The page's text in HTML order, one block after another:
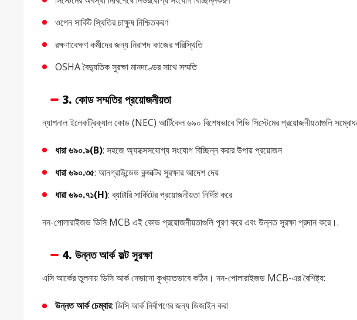
ওপেন সার্কিট স্থিতির চাক্ষুষ নিশ্চিতকরণ
রক্ষণাবেক্ষণ কর্মীদের জন্য নিরাপদ কাজের পরিস্থিতি
OSHA বৈদ্যুতিক সুরক্ষা মানদণ্ডের সাথে সম্মতি
3. কোড সম্মতির প্রয়োজনীয়তা
ন্যাশনাল ইলেকট্রিক্যাল কোড (NEC) আর্টিকেল ৬৯০ বিশেষভাবে পিভি সিস্টেমের প্রয়োজনীয়তাগুলি
ধারা ৬৯০.৯(B): সহজে অ্যাক্সেসযোগ্য সংযোগ বিচ্ছিন্ন করার উপায় প্রয়োজন
ধারা ৬৯০.৩৫: আনগ্রাউন্ডেড কন্ডাক্টর সুরক্ষার আদেশ দেয়
ধারা ৬৯০.৭১(H): ব্যাটারি সার্কিটের প্রয়োজনীয়তা নির্দিষ্ট করে
নন-পোলারাইজড ডিসি MCB এই কোড প্রয়োজনীয়তাগুলি পূরণ করে এবং উন্নত সুরক্ষা প্রদান করে।.
4. উন্নত আর্ক ফল্ট সুরক্ষা
এসি আর্কের তুলনায় ডিসি আর্ক নেভানো কুখ্যাতভাবে কঠিন। নন-পোলারাইজড MCB-এর বৈশিষ্ট্য:
উন্নত আর্ক চেম্বার: ডিসি আর্ক নির্বাপণের জন্য ডিজাইন করা